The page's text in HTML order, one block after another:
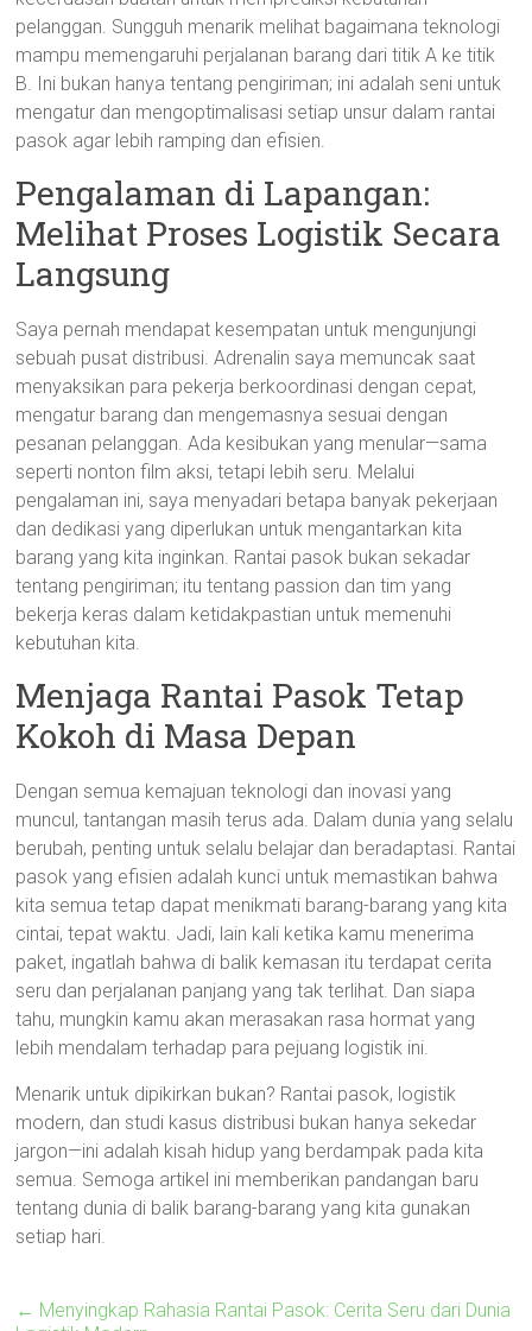
pelanggan. Sungguh menarik melihat bagaimana teknologi
mampu memengaruhi perjalanan barang dari titik A ke titik
B. Ini bukan hanya tentang pengiriman; ini adalah seni untuk
mengatur dan mengoptimalisasi setiap unsur dalam rantai
pasok agar lebih ramping dan efisien.
Pengalaman di Lapangan:
Melihat Proses Logistik Secara
Langsung
Saya pernah mendapat kesempatan untuk mengunjungi
sebuah pusat distribusi. Adrenalin saya memuncak saat
menyaksikan para pekerja berkoordinasi dengan cepat,
mengatur barang dan mengemasnya sesuai dengan
pesanan pelanggan. Ada kesibukan yang menular—sama
seperti nonton film aksi, tetapi lebih seru. Melalui
pengalaman ini, saya menyadari betapa banyak pekerjaan
dan dedikasi yang diperlukan untuk mengantarkan kita
barang yang kita inginkan. Rantai pasok bukan sekadar
tentang pengiriman; itu tentang passion dan tim yang
bekerja keras dalam ketidakpastian untuk memenuhi
kebutuhan kita.
Menjaga Rantai Pasok Tetap
Kokoh di Masa Depan
Dengan semua kemajuan teknologi dan inovasi yang
muncul, tantangan masih terus ada. Dalam dunia yang selalu
berubah, penting untuk selalu belajar dan beradaptasi. Rantai
pasok yang efisien adalah kunci untuk memastikan bahwa
kita semua tetap dapat menikmati barang-barang yang kita
cintai, tepat waktu. Jadi, lain kali ketika kamu menerima
paket, ingatlah bahwa di balik kemasan itu terdapat cerita
seru dan perjalanan panjang yang tak terlihat. Dan siapa
tahu, mungkin kamu akan merasakan rasa hormat yang
lebih mendalam terhadap para pejuang logistik ini.
Menarik untuk dipikirkan bukan? Rantai pasok, logistik
modern, dan studi kasus distribusi bukan hanya sekedar
jargon—ini adalah kisah hidup yang berdampak pada kita
semua. Semoga artikel ini memberikan pandangan baru
tentang dunia di balik barang-barang yang kita gunakan
setiap hari.
← Menyingkap Rahasia Rantai Pasok: Cerita Seru dari Dunia